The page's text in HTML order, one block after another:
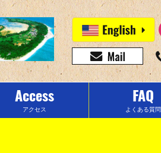
Access
アクセス
FAQ
よくある質問